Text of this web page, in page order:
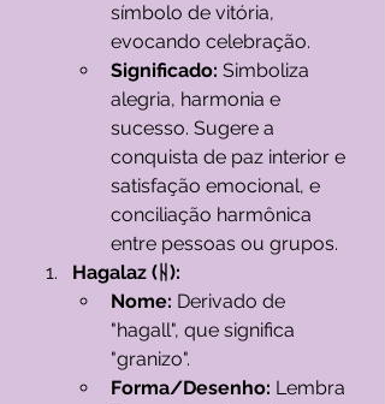
símbolo de vitória,
evocando celebração.
Significado: Simboliza
alegria, harmonia e
sucesso. Sugere a
conquista de paz interior e
satisfação emocional, e
conciliação harmônica
entre pessoas ou grupos.
Hagalaz (ᚺ):
Nome: Derivado de
"hagall", que significa
"granizo".
Forma/Desenho: Lembra